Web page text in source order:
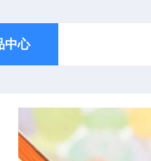
中心